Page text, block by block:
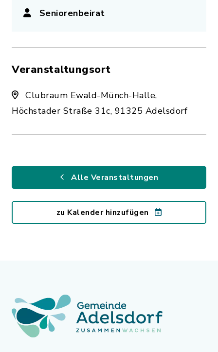
Seniorenbeirat
Veranstaltungsort
Clubraum Ewald-Münch-Halle,
Höchstader Straße 31c, 91325 Adelsdorf
Alle Veranstaltungen
zu Kalender hinzufügen